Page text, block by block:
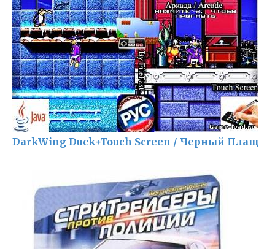
DarkWing Duck+Touch Screen / Черный Плащ